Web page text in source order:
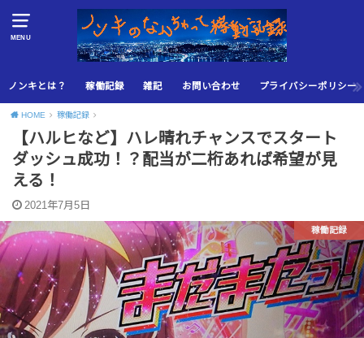
MENU
ノンキとは？ 稼働記録 雑記 お問い合わせ プライバシーポリシー
HOME 稼働記録
【ハルヒなど】ハレ晴れチャンスでスタート
ダッシュ成功！？配当が二桁あれば希望が見
える！
2021年7月5日
稼働記録